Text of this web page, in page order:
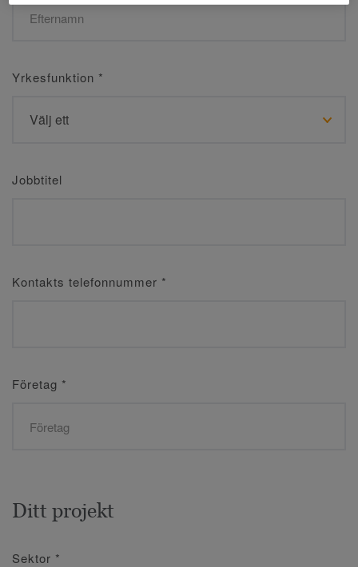
Yrkesfunktion *
Jobbtitel
Kontakts telefonnummer *
Företag *
Ditt projekt
Sektor *